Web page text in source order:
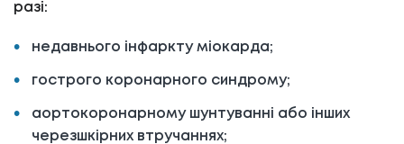
разі:
недавнього інфаркту міокарда;
гострого коронарного синдрому;
аортокоронарному шунтуванні або інших
черезшкірних втручаннях;